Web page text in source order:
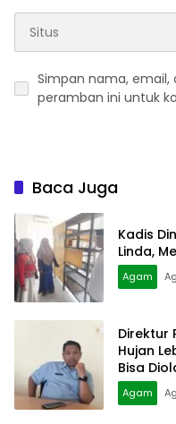
Simpan nama, email,
peramban ini untuk
Baca Juga
Kadis
Linda,
Agam
Direktur
Hujan
Bisa
Agam